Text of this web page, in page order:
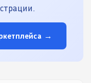
→